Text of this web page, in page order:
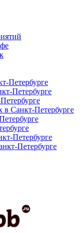
Петербурге
Петербурге
Санкт-Петербурге
Петербурге
Петербурге